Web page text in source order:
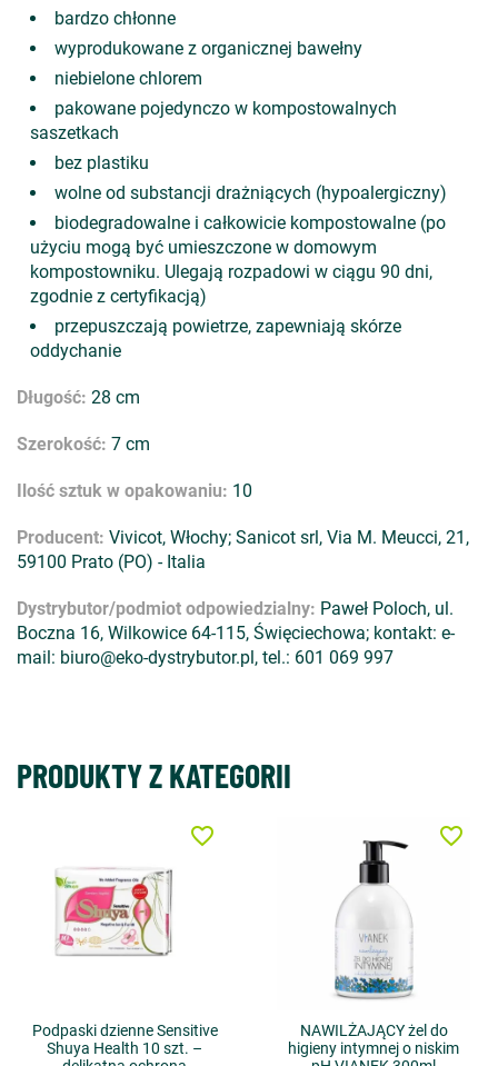
bardzo chłonne
wyprodukowane z organicznej bawełny
niebielone chlorem
pakowane pojedynczo w kompostowalnych
saszetkach
bez plastiku
wolne od substancji drażniących (hypoalergiczny)
biodegradowalne i całkowicie kompostowalne (po
użyciu mogą być umieszczone w domowym
kompostowniku. Ulegają rozpadowi w ciągu 90 dni,
zgodnie z certyfikacją)
przepuszczają powietrze, zapewniają skórze
oddychanie
Długość: 28 cm
Szerokość: 7 cm
Ilość sztuk w opakowaniu: 10
Producent: Vivicot, Włochy; Sanicot srl, Via M. Meucci, 21,
59100 Prato (PO) - Italia
Dystrybutor/podmiot odpowiedzialny: Paweł Poloch, ul.
Boczna 16, Wilkowice 64-115, Święciechowa; kontakt: e-
mail: biuro@eko-dystrybutor.pl, tel.: 601 069 997
PRODUKTY Z KATEGORII
Podpaski dzienne Sensitive
Shuya Health 10 szt. –
favorite_border
NAWILŻAJĄCY żel do
higieny intymnej o niskim
favorite_border